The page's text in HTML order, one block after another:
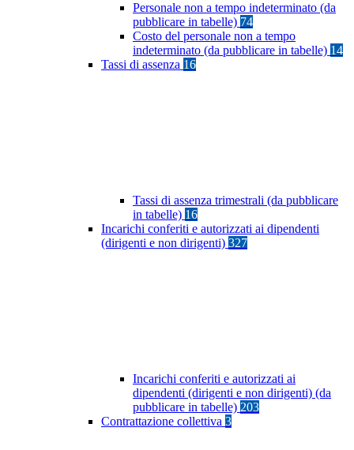
Personale non a tempo indeterminato (da
pubblicare in tabelle) 74
Costo del personale non a tempo
indeterminato (da pubblicare in tabelle) 14
Tassi di assenza 16
Tassi di assenza trimestrali (da pubblicare
in tabelle) 16
Incarichi conferiti e autorizzati ai dipendenti
(dirigenti e non dirigenti) 327
Incarichi conferiti e autorizzati ai
dipendenti (dirigenti e non dirigenti) (da
pubblicare in tabelle) 203
Contrattazione collettiva 3